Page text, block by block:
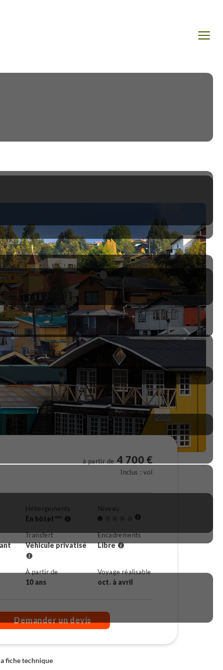
à partir de 4 700 €
Inclus : vol
Hébergements
En hôtel ***
Niveau
Transfert
Véhicule privatisé
Encadrements
Libre
À partir de
10 ans
Voyage réalisable
oct. à avril
Demander un devis
fiche technique